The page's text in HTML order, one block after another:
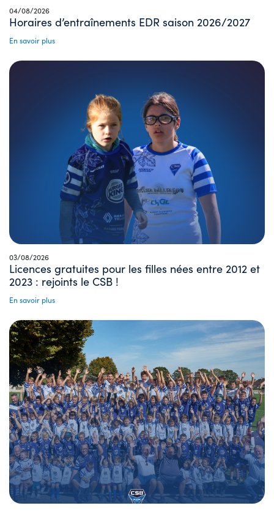
04/08/2026
Horaires d’entraînements EDR saison 2026/2027
En savoir plus
03/08/2026
Licences gratuites pour les filles nées entre 2012 et
2023 : rejoints le CSB !
En savoir plus